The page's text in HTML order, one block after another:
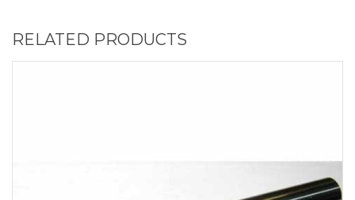
RELATED PRODUCTS